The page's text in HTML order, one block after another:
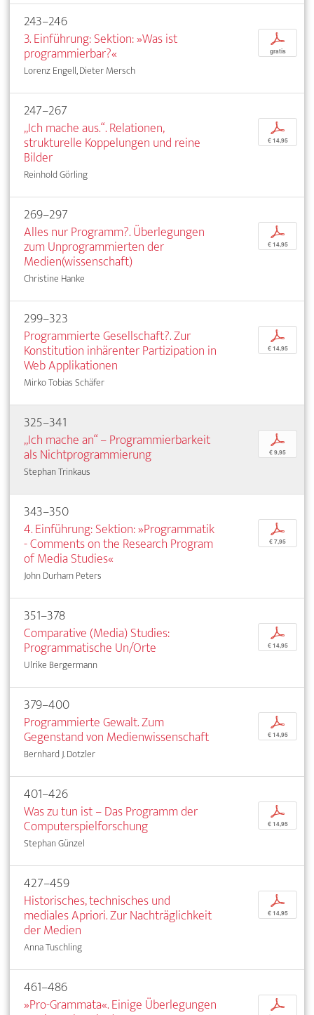
243–246
3. Einführung: Sektion: »Was ist
programmierbar?«
Lorenz Engell, Dieter Mersch
p
gratis
247–267
„Ich mache aus.“. Relationen,
strukturelle Koppelungen und reine
Bilder
Reinhold Görling
p
€ 14,95
269–297
Alles nur Programm?. Überlegungen
zum Unprogrammierten der
Medien(wissenschaft)
Christine Hanke
p
€ 14,95
299–323
Programmierte Gesellschaft?. Zur
Konstitution inhärenter Partizipation in
Web Applikationen
Mirko Tobias Schäfer
p
€ 14,95
325–341
„Ich mache an“ – Programmierbarkeit
als Nichtprogrammierung
Stephan Trinkaus
p
€ 9,95
343–350
4. Einführung: Sektion: »Programmatik
- Comments on the Research Program
of Media Studies«
John Durham Peters
p
€ 7,95
351–378
Comparative (Media) Studies:
Programmatische Un/Orte
Ulrike Bergermann
p
€ 14,95
379–400
Programmierte Gewalt. Zum
Gegenstand von Medienwissenschaft
Bernhard J. Dotzler
p
€ 14,95
401–426
Was zu tun ist – Das Programm der
Computerspielforschung
Stephan Günzel
p
€ 14,95
427–459
Historisches, technisches und
mediales Apriori. Zur Nachträglichkeit
der Medien
Anna Tuschling
p
€ 14,95
461–486
»Pro-Grammata«. Einige Überlegungen
p